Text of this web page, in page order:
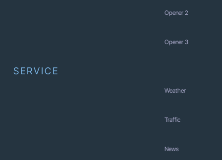
Opener 2
Opener 3
SERVICE
Weather
Traffic
News